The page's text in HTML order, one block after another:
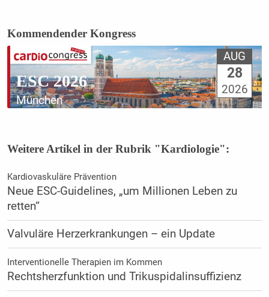
Kommendender Kongress
ESC 2026
München
AUG
28
2026
Weitere Artikel in der Rubrik "Kardiologie":
Kardiovaskuläre Prävention
Neue ESC-Guidelines, „um Millionen Leben zu
retten“
Valvuläre Herzerkrankungen – ein Update
Interventionelle Therapien im Kommen
Rechtsherzfunktion und Trikuspidalinsuffizienz